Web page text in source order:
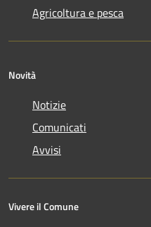
Agricoltura e pesca
Novità
Notizie
Comunicati
Avvisi
Vivere il Comune